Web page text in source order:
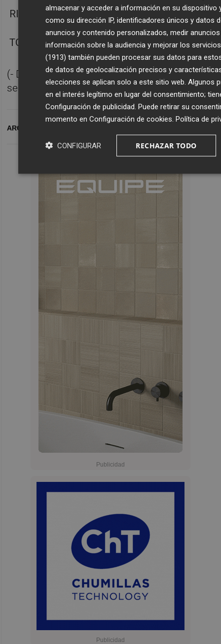
RIOJA, LA 11.443 4.211
TOTAL 2.095.826 762.321
(- Dato protegido por el INE para respetar el
secreto estadístico)
ARCHIVADO EN
almacenar y acceder a información en su dispositivo
como su dirección IP, identificadores únicos y datos
anuncios y contenido personalizados, medir
información sobre la audiencia y mejorar los
(1913) también pueden procesar sus datos para
de datos de geolocalización precisos y
elecciones se aplican solo a este sitio web. Algunos
en el interés legítimo en lugar del consentimiento;
Configuración de publicidad . Puede retirar su
momento en Configuración de cookies Política de
RECHAZAR TODO
CONFIGURAR